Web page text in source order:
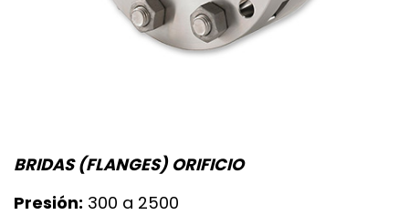
BRIDAS (FLANGES) ORIFICIO
Presión: 300 a 2500